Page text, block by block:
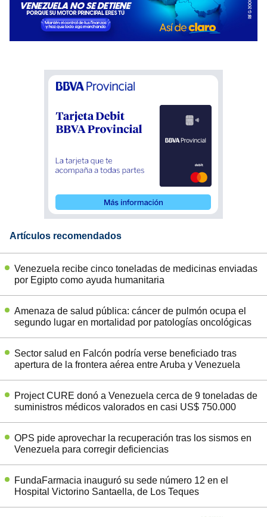
Artículos recomendados
Venezuela recibe cinco toneladas de medicinas enviadas
por Egipto como ayuda humanitaria
Amenaza de salud pública: cáncer de pulmón ocupa el
segundo lugar en mortalidad por patologías oncológicas
Sector salud en Falcón podría verse beneficiado tras
apertura de la frontera aérea entre Aruba y Venezuela
Project CURE donó a Venezuela cerca de 9 toneladas de
suministros médicos valorados en casi US$ 750.000
OPS pide aprovechar la recuperación tras los sismos en
Venezuela para corregir deficiencias
FundaFarmacia inauguró su sede número 12 en el
Hospital Victorino Santaella, de Los Teques